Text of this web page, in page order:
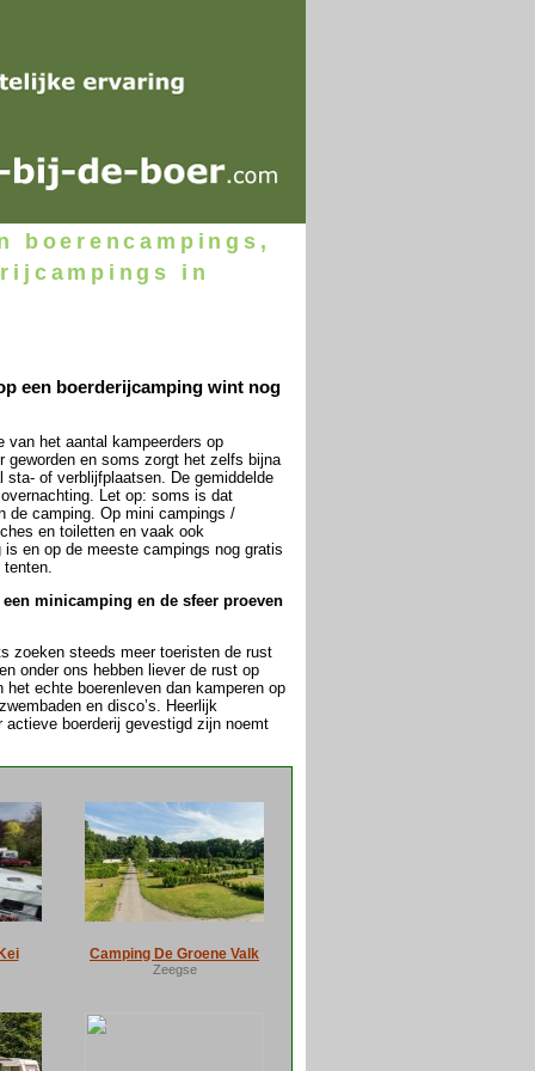
boerencampings,
in
een boerderijcamping wint nog
het aantal kampeerders op
geworden en soms zorgt het zelfs bijna
of verblijfplaatsen. De gemiddelde
Let op: soms is dat
de camping. Op mini campings /
en toiletten en vaak ook
en op de meeste campings nog gratis
minicamping en de sfeer proeven
zoeken steeds meer toeristen de rust
onder ons hebben liever de rust op
echte boerenleven dan kamperen op
en disco’s. Heerlijk
boerderij gevestigd zijn noemt
Camping De Groene Valk
Zeegse